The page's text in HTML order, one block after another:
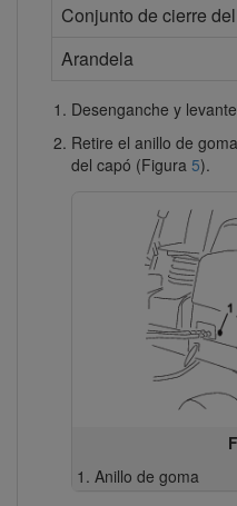
Conjunto de cierre
Arandela
Desenganche y
Retire el anillo de
del capó (Figura 5).
Anillo de goma